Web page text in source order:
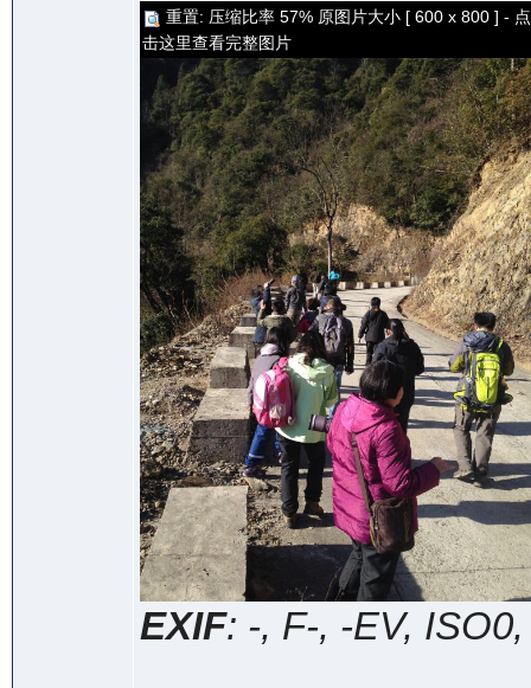
重置: 压缩比率 57% 原图片大小 [ 600 x 800 ] - 点
击这里查看完整图片
EXIF: -, F-, -EV,